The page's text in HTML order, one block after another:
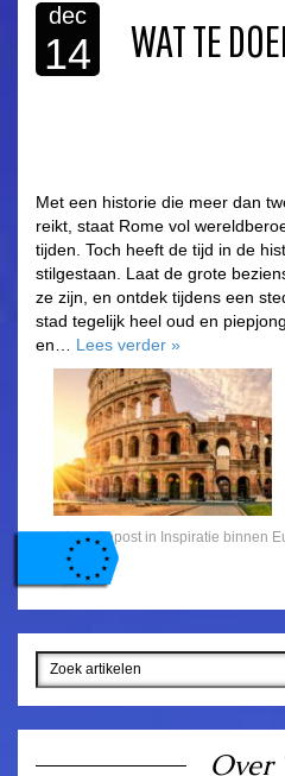
dec
14
WAT TE
Met een historie die meer dan
reikt, staat Rome vol
tijden. Toch heeft de tijd in de
stilgestaan. Laat de grote
ze zijn, en ontdek tijdens een
stad tegelijk heel oud en
en… Lees verder »
Gepost in Inspiratie binnen
Over